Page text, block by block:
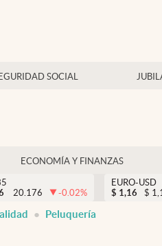
SOCIAL
ECONOMÍA Y FINANZAS
20.176 -0.02%
EURO-USD
$ 1,16 $
Peluquería